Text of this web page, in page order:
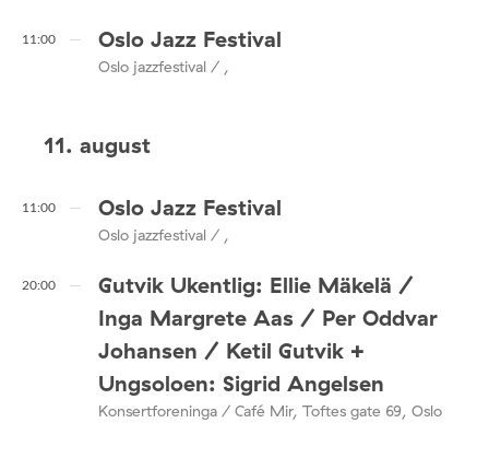
11:00 Oslo Jazz Festival
Oslo jazzfestival / ,
11. august
11:00 Oslo Jazz Festival
Oslo jazzfestival / ,
20:00
Gutvik Ukentlig: Ellie Mäkelä /
Inga Margrete Aas / Per Oddvar
Johansen / Ketil Gutvik +
Ungsoloen: Sigrid Angelsen
Konsertforeninga / Café Mir, Toftes gate 69, Oslo